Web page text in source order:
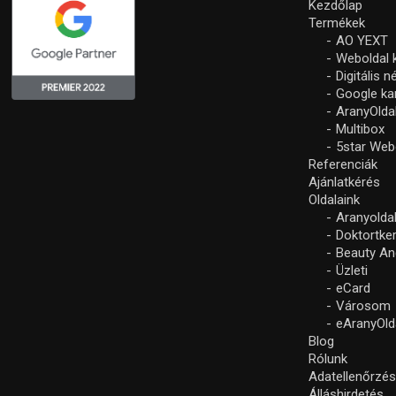
Kezdőlap
Termékek
AO YEXT
Weboldal
Digitális
Google
Multibox
5star
Referenciák
Ajánlatkérés
Oldalaink
Beauty
Üzleti
eCard
Városom
Blog
Rólunk
Adatellenőrzés